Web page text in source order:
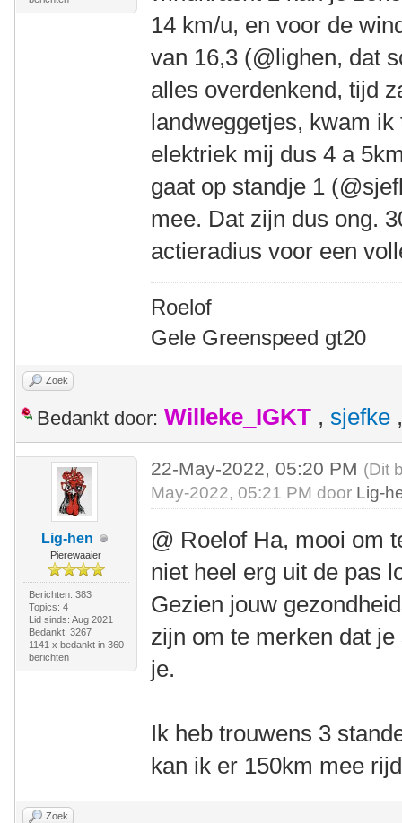
14 km/u, en voor de
van 16,3 (@lighen, dat
alles overdenkend, tijd
landweggetjes, kwam
elektriek mij dus 4 a
gaat op standje 1
mee. Dat zijn dus ong.
actieradius voor een
Roelof
Gele Greenspeed gt20
Zoek
Bedankt door: Willeke_IGKT , sjefke
Lig-hen
Pierewaaier
Berichten: 383
Topics: 4
Lid sinds: Aug 2021
Bedankt: 3267
1141 x bedankt in 360
berichten
22-May-2022, 05:20 PM (Dit
May-2022, 05:21 PM door Lig-
@ Roelof Ha, mooi om
niet heel erg uit de pas
Gezien jouw
zijn om te merken dat
je.
Ik heb trouwens 3
kan ik er 150km mee
Zoek